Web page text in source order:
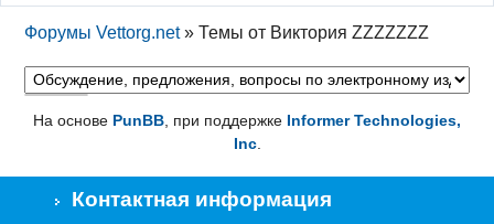
Форумы Vettorg.net »Темы от Виктория ZZZZZZZ
На основе PunBB , при поддержке Informer Technologies,
Inc.
Контактная информация